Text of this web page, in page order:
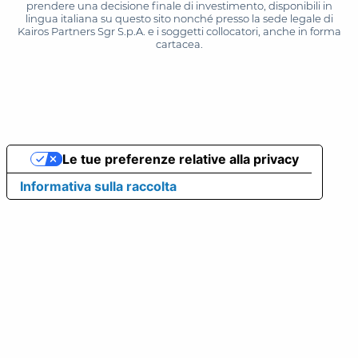
prendere una decisione finale di investimento, disponibili in
lingua italiana su questo sito nonché presso la sede legale di
Kairos Partners Sgr S.p.A. e i soggetti collocatori, anche in forma
cartacea.
Informativa sulla raccolta
Le tue preferenze relative alla privacy